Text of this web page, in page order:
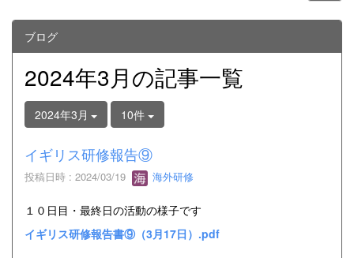
ブログ
2024年3月の記事一覧
2024年3月 10件
イギリス研修報告⑨
投稿日時 : 2024/03/19 海外研修
１０日目・最終日の活動の様子です
イギリス研修報告書⑨（3月17日）.pdf